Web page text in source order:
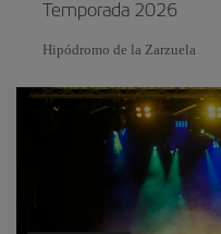
Temporada 2026
Hipódromo de la Zarzuela